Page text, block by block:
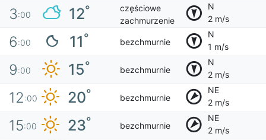
3:00 12°
częściowe
zachmurzenie
N
2 m/s
6:00 11° bezchmurnie
N
1 m/s
9:00 15° bezchmurnie
N
2 m/s
12:00 20° bezchmurnie
NE
2 m/s
15:00 23° bezchmurnie
NE
2 m/s